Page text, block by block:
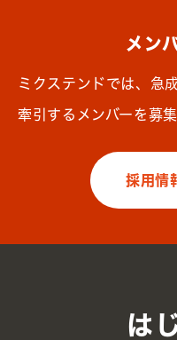
メン
ミクステンドでは、急
牽引するメンバーを募集
採用情
は